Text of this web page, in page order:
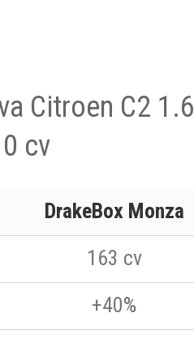
Citroen C2 1.6
cv
DrakeBox Monza
163 cv
+40%